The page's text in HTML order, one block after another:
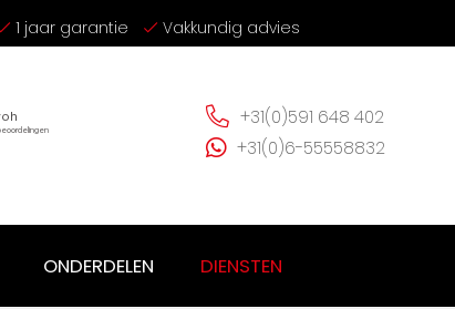
1 jaar garantie Vakkundig advies
+31(0)591 648 402
+31(0)6-55558832
ONDERDELEN DIENSTEN